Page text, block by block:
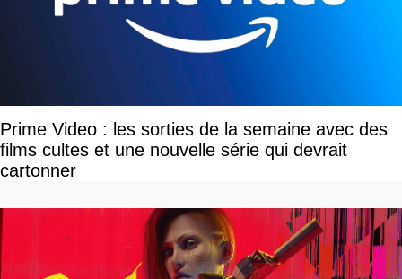
Prime Video : les sorties de la semaine avec des
films cultes et une nouvelle série qui devrait
cartonner